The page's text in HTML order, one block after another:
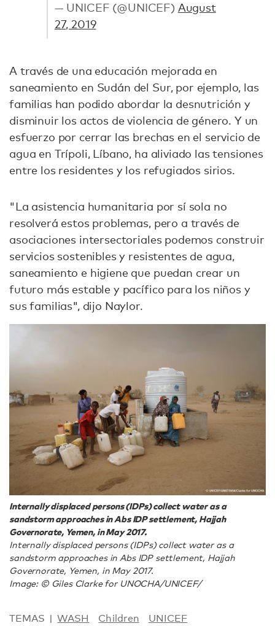
— UNICEF (@UNICEF) August
27, 2019
A través de una educación mejorada en
saneamiento en Sudán del Sur, por ejemplo, las
familias han podido abordar la desnutrición y
disminuir los actos de violencia de género. Y un
esfuerzo por cerrar las brechas en el servicio de
agua en Trípoli, Líbano, ha aliviado las tensiones
entre los residentes y los refugiados sirios.
"La asistencia humanitaria por sí sola no
resolverá estos problemas, pero a través de
asociaciones intersectoriales podemos construir
servicios sostenibles y resistentes de agua,
saneamiento e higiene que puedan crear un
futuro más estable y pacífico para los niños y
sus familias", dijo Naylor.
Internally displaced persons (IDPs) collect water as a
sandstorm approaches in Abs IDP settlement, Hajjah
Governorate, Yemen, in May 2017.
Internally displaced persons (IDPs) collect water as a
sandstorm approaches in Abs IDP settlement, Hajjah
Governorate, Yemen, in May 2017.
Image: © Giles Clarke for UNOCHA/UNICEF/
TEMAS WASH Children UNICEF